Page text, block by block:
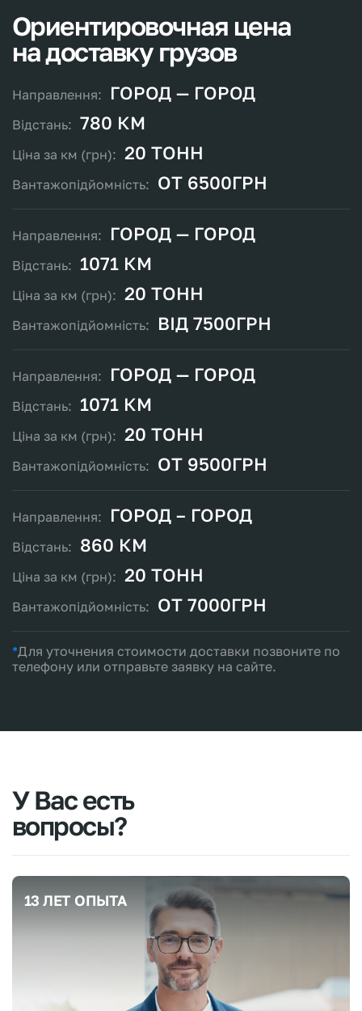
Ориентировочная цена
надоставку грузов
ГОРОД — ГОРОД
780 КМ
20 ТОНН
ОТ 6500ГРН
ГОРОД — ГОРОД
1071 КМ
20 ТОНН
ВІД 7500ГРН
ГОРОД — ГОРОД
1071 КМ
20 ТОНН
ОТ 9500ГРН
ГОРОД – ГОРОД
860 КМ
20 ТОНН
ОТ 7000ГРН
*Для уточнения стоимости доставки позвоните по
телефону или отправьте заявку на сайте.
У Васесть
вопросы?
13 ЛЕТ ОПЫТА